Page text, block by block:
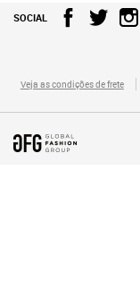
SOCIAL
Veja as condições de frete